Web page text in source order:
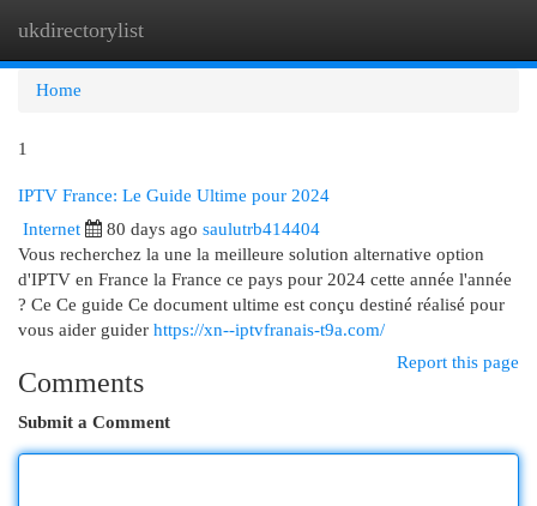
ukdirectorylist
Home
1
IPTV France: Le Guide Ultime pour 2024
Internet 80 days ago saulutrb414404
Vous recherchez la une la meilleure solution alternative option
d'IPTV en France la France ce pays pour 2024 cette année l'année
? Ce Ce guide Ce document ultime est conçu destiné réalisé pour
vous aider guider https://xn--iptvfranais-t9a.com/
Report this page
Comments
Submit a Comment